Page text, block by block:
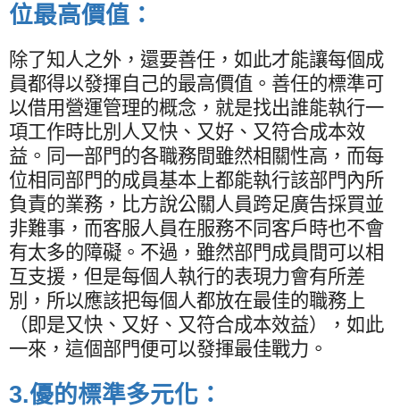
位最高價值：
除了知人之外，還要善任，如此才能讓每個成
員都得以發揮自己的最高價值。善任的標準可
以借用營運管理的概念，就是找出誰能執行一
項工作時比別人又快、又好、又符合成本效
益。同一部門的各職務間雖然相關性高，而每
位相同部門的成員基本上都能執行該部門內所
負責的業務，比方說公關人員跨足廣告採買並
非難事，而客服人員在服務不同客戶時也不會
有太多的障礙。不過，雖然部門成員間可以相
互支援，但是每個人執行的表現力會有所差
別，所以應該把每個人都放在最佳的職務上
（即是又快、又好、又符合成本效益），如此
一來，這個部門便可以發揮最佳戰力。
3.優的標準多元化：